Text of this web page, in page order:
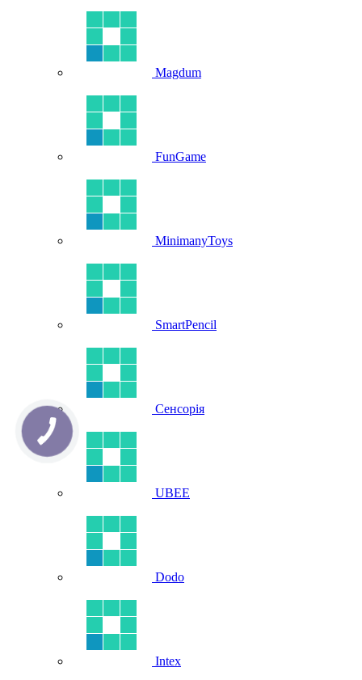
Magdum
FunGame
MinimanyToys
SmartPencil
Сенсорія
UBEE
Dodo
Intex